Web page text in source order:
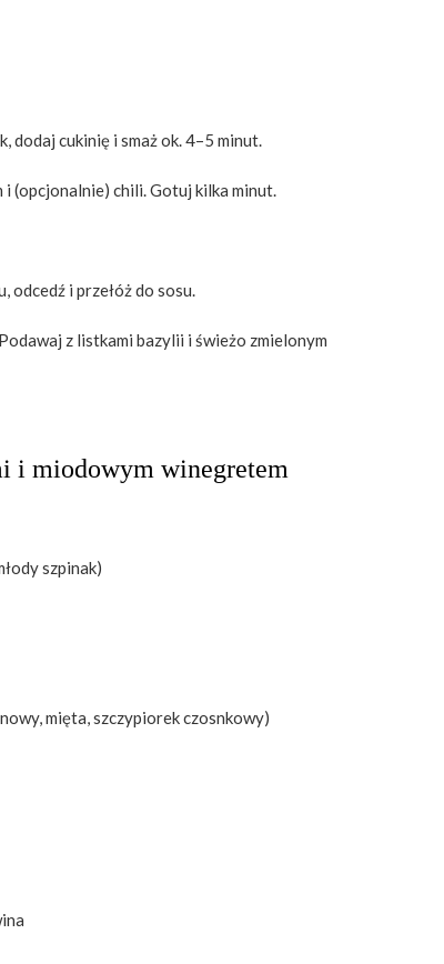
dodaj cukinię i smaż ok. 4–5 minut.
(opcjonalnie) chili. Gotuj kilka minut.
i przełóż do sosu.
z listkami bazylii i świeżo zmielonym
i miodowym winegretem
szpinak)
mięta, szczypiorek czosnkowy)